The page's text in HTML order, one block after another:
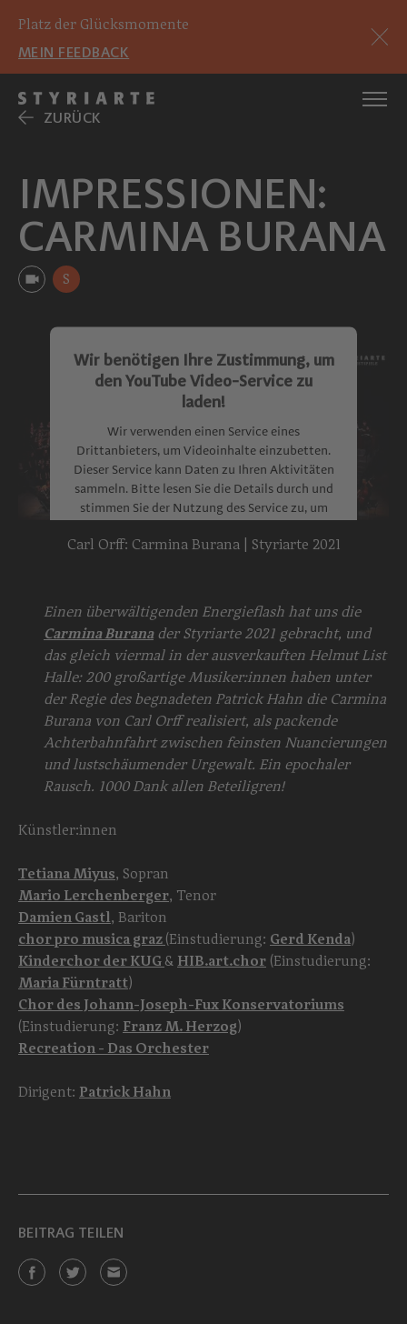
Platz der Glücksmomente
MEIN FEEDBACK
ZURÜCK
IMPRESSIONEN:
CARMINA BURANA
S
Wir benötigen Ihre Zustimmung, um
den YouTube Video-Service zu
laden!
Wir verwenden einen Service eines
Drittanbieters, um Videoinhalte einzubetten.
Dieser Service kann Daten zu Ihren Aktivitäten
sammeln. Bitte lesen Sie die Details durch und
stimmen Sie der Nutzung des Service zu, um
Akzeptieren
powered by Usercentrics Consent
Management Platform
Carl Orff: Carmina Burana | Styriarte 2021
Einen überwältigenden Energieflash hat uns die
Carmina Buranader Styriarte 2021 gebracht, und
das gleich viermal in der ausverkauften Helmut List
Halle: 200 großartige Musiker:innen haben unter
der Regie des begnadeten Patrick Hahn die Carmina
Burana von Carl Orff realisiert, als packende
Achterbahnfahrt zwischen feinsten Nuancierungen
und lustschäumender Urgewalt. Ein epochaler
Rausch. 1000 Dank allen Beteiligren!
Künstler:innen
Tetiana Miyus, Sopran
Mario Lerchenberger, Tenor
Damien Gastl, Bariton
chor pro musica graz (Einstudierung: Gerd Kenda)
Kinderchor der KUG & HIB.art.chor (Einstudierung:
Maria Fürntratt)
Chor des Johann-Joseph-Fux Konservatoriums
(Einstudierung: Franz M. Herzog)
Recreation - Das Orchester
Dirigent: Patrick Hahn
BEITRAG TEILEN